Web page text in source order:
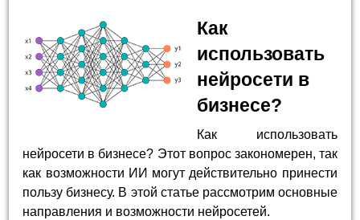
Как
использовать
нейросети в
бизнесе?
Как использовать
нейросети в бизнесе? Этот вопрос закономерен, так
как возможности ИИ могут действительно принести
пользу бизнесу. В этой статье рассмотрим основные
направления и возможности нейросетей.